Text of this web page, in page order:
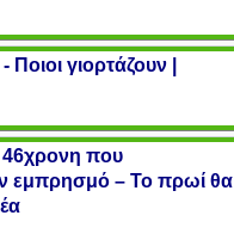
γιορτάζουν |
που
εμπρησμό – Το πρωί θα